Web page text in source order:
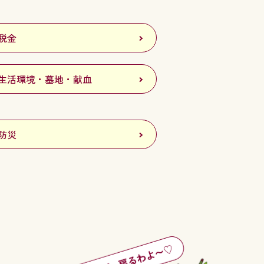
金
活環境・墓地・献血
災